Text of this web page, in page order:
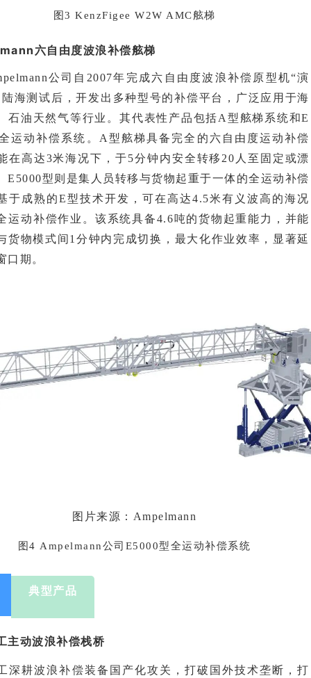
图3 KenzFigee W2W AMC舷梯
六自由度波浪补偿舷梯
公司自2007年完成六自由度波浪补偿原型机“演
海测试后，开发出多种型号的补偿平台，广泛应用于海
石油天然气等行业。其代表性产品包括A型舷梯系统和E
运动补偿系统。 A型舷梯具备完全的六自由度运动补偿
在高达3米海况下，于5分钟内安全转移20人至固定或漂
E5000型则是集人员转移与货物起重于一体的全运动补偿
于成熟的E型技术开发，可在高达4.5米有义波高 的海况
运动补偿作业。该系统具备4.6吨的货物起重能力，并能
货物模式间1分钟内完成切换，最大化作业效率，显著延
口期。
图片来源： Ampelmann
图4 Ampelmann公司E5000型全运动补偿系统
典型产品
主动波浪补偿栈桥
深耕波浪补偿装备国产化攻关，打破国外技术垄断，打